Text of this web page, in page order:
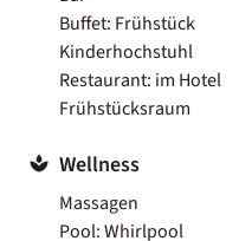
Buffet: Frühstück
Kinderhochstuhl
Restaurant: im Hotel
Frühstücksraum
Wellness
Massagen
Pool: Whirlpool